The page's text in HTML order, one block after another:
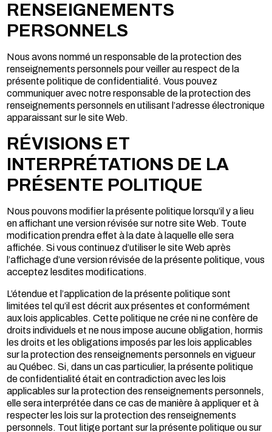
RENSEIGNEMENTS
PERSONNELS
Nous avons nommé un responsable de la protection des
renseignements personnels pour veiller au respect de la
présente politique de confidentialité. Vous pouvez
communiquer avec notre responsable de la protection des
renseignements personnels en utilisant l’adresse électronique
apparaissant sur le site Web.
RÉVISIONS ET
INTERPRÉTATIONS DE LA
PRÉSENTE POLITIQUE
Nous pouvons modifier la présente politique lorsqu’il y a lieu
en affichant une version révisée sur notre site Web. Toute
modification prendra effet à la date à laquelle elle sera
affichée. Si vous continuez d’utiliser le site Web après
l’affichage d’une version révisée de la présente politique, vous
acceptez lesdites modifications.
L’étendue et l’application de la présente politique sont
limitées tel qu’il est décrit aux présentes et conformément
aux lois applicables. Cette politique ne crée ni ne confère de
droits individuels et ne nous impose aucune obligation, hormis
les droits et les obligations imposés par les lois applicables
sur la protection des renseignements personnels en vigueur
au Québec. Si, dans un cas particulier, la présente politique
de confidentialité était en contradiction avec les lois
applicables sur la protection des renseignements personnels,
elle sera interprétée dans ce cas de manière à appliquer et à
respecter les lois sur la protection des renseignements
personnels. Tout litige portant sur la présente politique ou sur